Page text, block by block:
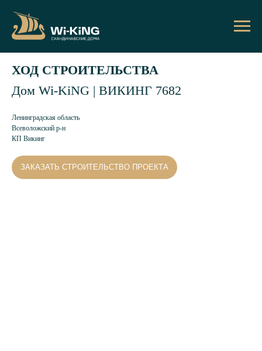
ХОД СТРОИТЕЛЬСТВА
Дом Wi-KiNG | ВИКИНГ 7682
Ленинградская область
Всеволожский р-н
КП Викинг
ЗАКАЗАТЬ СТРОИТЕЛЬСТВО ПРОЕКТА